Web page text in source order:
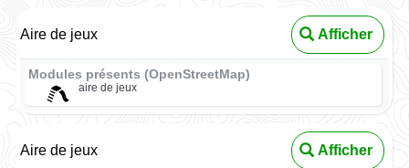
Aire de jeux Afficher
Modules présents (OpenStreetMap)
aire de jeux
Aire de jeux Afficher